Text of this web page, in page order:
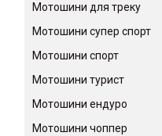
Мотошини для треку
Мотошини супер спорт
Мотошини спорт
Мотошини турист
Мотошини ендуро
Мотошини чоппер